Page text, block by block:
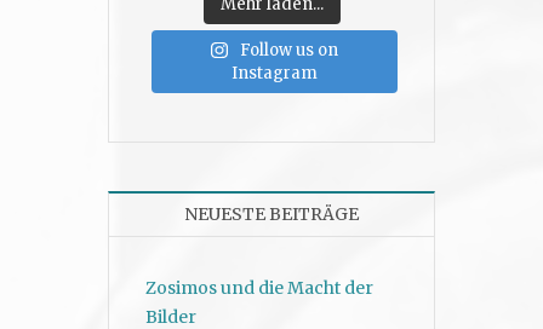
Follow us on
Instagram
NEUESTE BEITRÄGE
Zosimos und die Macht der
Bilder